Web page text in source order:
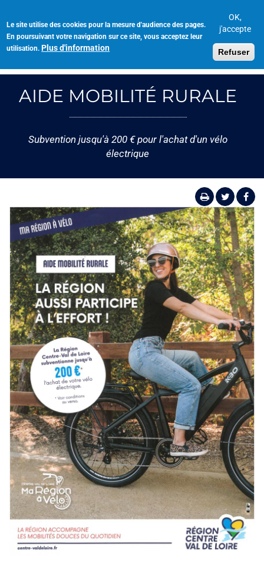
Le site utilise des cookies pour la mesure d'audience des pages.
En poursuivant votre navigation sur ce site, vous acceptez leur
utilisation. Plus d'information
OK,
j'accepte
Refuser
contenu
principal
AIDE MOBILITÉ RURALE
Subvention jusqu'à 200 € pour l'achat d'un vélo
électrique